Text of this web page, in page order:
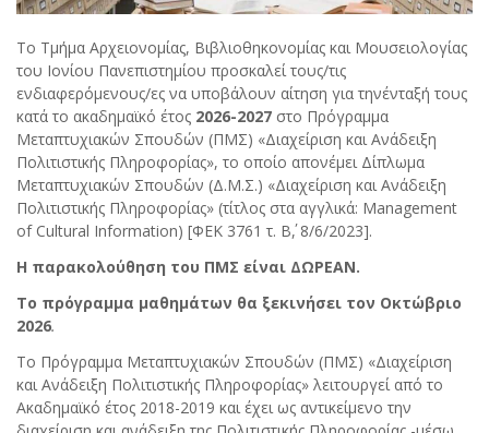
Το Τμήμα Αρχειονομίας, Βιβλιοθηκονομίας και Μουσειολογίας
του Ιονίου Πανεπιστημίου προσκαλεί τους/τις
ενδιαφερόμενους/ες να υποβάλουν αίτηση για τηνένταξή τους
κατά το ακαδημαϊκό έτος 2026-2027 στο Πρόγραμμα
Μεταπτυχιακών Σπουδών (ΠΜΣ) «Διαχείριση και Ανάδειξη
Πολιτιστικής Πληροφορίας», το οποίο απονέμει Δίπλωμα
Μεταπτυχιακών Σπουδών (Δ.Μ.Σ.) «Διαχείριση και Ανάδειξη
Πολιτιστικής Πληροφορίας» (τίτλος στα αγγλικά: Management
of Cultural Information) [ΦΕΚ 3761 τ. Β΄, 8/6/2023].
Η παρακολούθηση του ΠΜΣ είναι ΔΩΡΕΑΝ.
Το πρόγραμμα μαθημάτων θα ξεκινήσει τον Οκτώβριο
2026.
Το Πρόγραμμα Μεταπτυχιακών Σπουδών (ΠΜΣ) «Διαχείριση
και Ανάδειξη Πολιτιστικής Πληροφορίας» λειτουργεί από το
Ακαδημαϊκό έτος 2018-2019 και έχει ως αντικείμενο την